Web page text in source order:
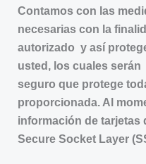
Contamos con las
necesarias con la
autorizado y así
usted, los cuales
seguro que protege
proporcionada. Al
información de tarjetas
Secure Socket Layer